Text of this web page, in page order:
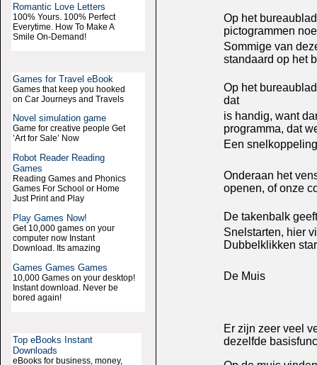
Romantic Love Letters
100% Yours. 100% Perfect
Everytime. How To Make A
Smile On-Demand!
Games for Travel eBook
Games that keep you hooked
on Car Journeys and Travels
Novel simulation game
Game for creative people Get
’Art for Sale’ Now
Robot Reader Reading
Games
Reading Games and Phonics
Games For School or Home
Just Print and Play
Play Games Now!
Get 10,000 games on your
computer now Instant
Download. Its amazing
Games Games Games
10,000 Games on your desktop!
Instant download. Never be
bored again!
Top eBooks Instant
Downloads
eBooks for business, money,
Op het
pictogrammen
Sommige van
standaard op het
Op het
dat
is handig, want
programma, dat
Een
Onderaan het
openen, of onze
De takenbalk
Snelstarten, hier
Dubbelklikken
De Muis
Er zijn zeer veel
dezelfde